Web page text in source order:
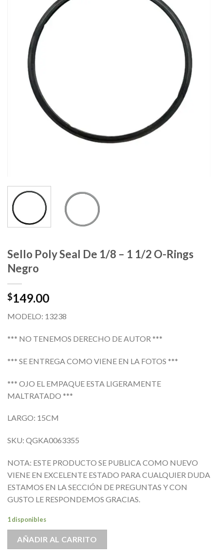
Sello Poly Seal De 1/8 – 1 1/2 O-Rings
Negro
$149.00
MODELO: 13238
*** NO TENEMOS DERECHO DE AUTOR ***
*** SE ENTREGA COMO VIENE EN LA FOTOS ***
*** OJO EL EMPAQUE ESTA LIGERAMENTE
MALTRATADO ***
LARGO: 15CM
SKU: QGKA0063355
NOTA: ESTE PRODUCTO SE PUBLICA COMO NUEVO
VIENE EN EXCELENTE ESTADO PARA CUALQUIER DUDA
ESTAMOS EN LA SECCIÓN DE PREGUNTAS Y CON
GUSTO LE RESPONDEMOS GRACIAS.
1 disponibles
AÑADIR AL CARRITO